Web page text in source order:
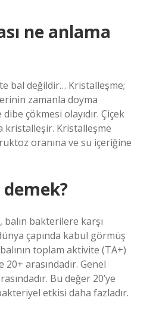
ne anlama
bal değildir… Kristalleşme;
zamanla doyma
çökmesi olayıdır. Çiçek
kristalleşir. Kristalleşme
oranına ve su içeriğine
bakterilere karşı
çapında kabul görmüş
toplam aktivite (TA+)
arasındadır. Genel
Bu değer 20’ye
etkisi daha fazladır.